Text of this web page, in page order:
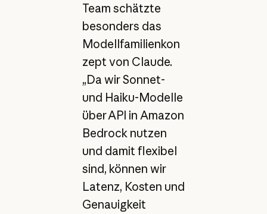
Team schätzte
besonders das
Modellfamilienkon
zept von Claude.
„Da wir Sonnet-
und Haiku-Modelle
über API in Amazon
Bedrock nutzen
und damit flexibel
sind, können wir
Latenz, Kosten und
Genauigkeit